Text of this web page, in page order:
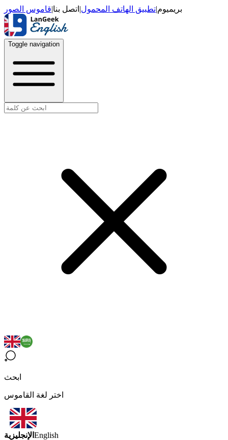
بريميوم|تطبيق الهاتف المحمول| اتصل بنا|قاموس الصور
Toggle navigation
ابحث
اختر لغة القاموس
الإنجليزية English